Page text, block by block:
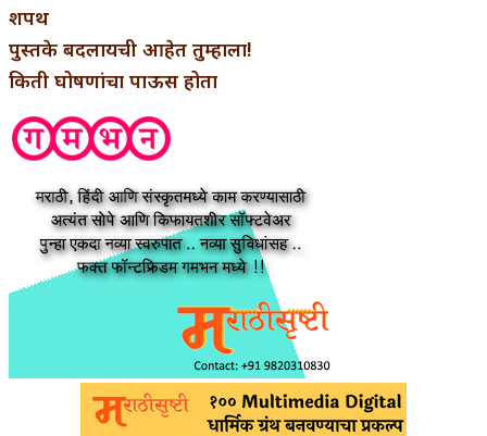
शपथ
पुस्तके बदलायची आहेत तुम्हाला!
किती घोषणांचा पाऊस होता